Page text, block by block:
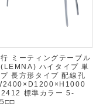
ミーティングテーブル
ハイタイプ 単
長方形タイプ 配線孔
標準カラー 5-